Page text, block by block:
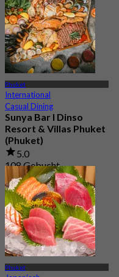
Phuket
International
Casual Dining
Sunya Bar l Dinso
Resort & Villas Phuket
(Phuket)
5.0
108 Gebucht
Aus฿ 463.33
Phuket